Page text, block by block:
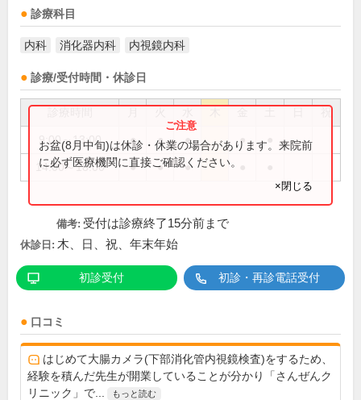
診療科目
内科 消化器内科 内視鏡内科
診療/受付時間・休診日
祝
9:00～13:00 ● ● ● ●
14:00～18:00 ● ● ●
お盆(8月中旬)は休診・休業の場合があります。来院前
に必ず医療機関に直接ご確認ください。
×閉じる
備考: 受付は診療終了15分前まで
休診日: 木、日、祝、年末年始
初診受付 初診・再診電話受付
口コミ
はじめて大腸カメラ(下部消化管内視鏡検査)をするため、
経験を積んだ先生が開業していることが分かり「さんぜんク
リニック」で...
もっと読む